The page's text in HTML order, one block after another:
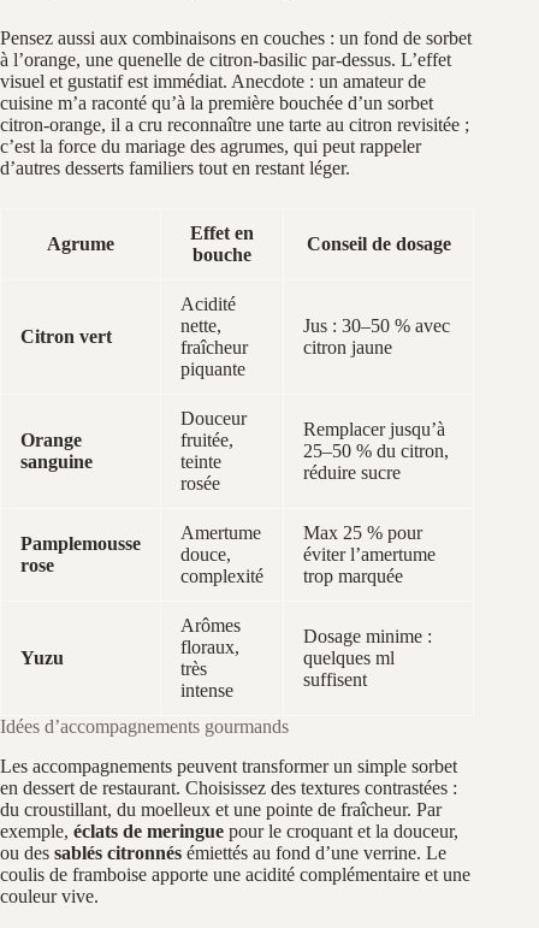
Pensez aussi aux combinaisons en couches : un fond de sorbet
à l’orange, une quenelle de citron-basilic par-dessus. L’effet
visuel et gustatif est immédiat. Anecdote : un amateur de
cuisine m’a raconté qu’à la première bouchée d’un sorbet
citron-orange, il a cru reconnaître une tarte au citron revisitée ;
c’est la force du mariage des agrumes, qui peut rappeler
d’autres desserts familiers tout en restant léger.
Agrume
Effet en
bouche
Conseil de dosage
Citron vert
Acidité
nette,
fraîcheur
piquante
Jus : 30–50 % avec
citron jaune
Orange
sanguine
Douceur
fruitée,
teinte
rosée
Remplacer jusqu’à
25–50 % du citron,
réduire sucre
Pamplemousse
rose
Amertume
douce,
complexité
Max 25 % pour
éviter l’amertume
trop marquée
Yuzu
Arômes
floraux,
très
intense
Dosage minime :
quelques ml
suffisent
Idées d’accompagnements gourmands
Les accompagnements peuvent transformer un simple sorbet
en dessert de restaurant. Choisissez des textures contrastées :
du croustillant, du moelleux et une pointe de fraîcheur. Par
exemple, éclats de meringue pour le croquant et la douceur,
ou des sablés citronnés émiettés au fond d’une verrine. Le
coulis de framboise apporte une acidité complémentaire et une
couleur vive.